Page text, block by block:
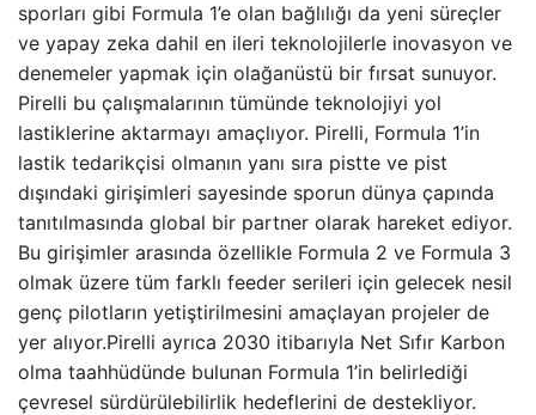
sporları gibi Formula 1’e olan bağlılığı da yeni süreçler
ve yapay zeka dahil en ileri teknolojilerle inovasyon ve
denemeler yapmak için olağanüstü bir fırsat sunuyor.
Pirelli bu çalışmalarının tümünde teknolojiyi yol
lastiklerine aktarmayı amaçlıyor. Pirelli, Formula 1’in
lastik tedarikçisi olmanın yanı sıra pistte ve pist
dışındaki girişimleri sayesinde sporun dünya çapında
tanıtılmasında global bir partner olarak hareket ediyor.
Bu girişimler arasında özellikle Formula 2 ve Formula 3
olmak üzere tüm farklı feeder serileri için gelecek nesil
genç pilotların yetiştirilmesini amaçlayan projeler de
yer alıyor.Pirelli ayrıca 2030 itibarıyla Net Sıfır Karbon
olma taahhüdünde bulunan Formula 1’in belirlediği
çevresel sürdürülebilirlik hedeflerini de destekliyor.